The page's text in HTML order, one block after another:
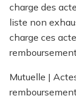
charge des
liste non
charge ces
Mutuelle |